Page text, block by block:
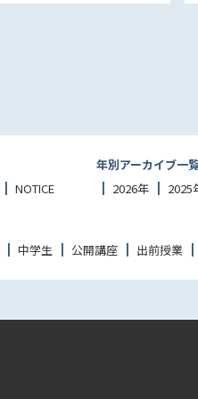
NOTICE
年別アーカイブ一
2026年
2025
中学生 公開講座 出前授業